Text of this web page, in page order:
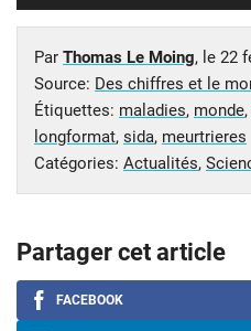
Par Thomas Le Moing, le 22
Source: Des chiffres et le
Étiquettes: maladies, monde,
longformat, sida, meurtrieres
Catégories: Actualités,
Partager cet article
FACEBOOK